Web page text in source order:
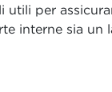
utili per
interne sia un